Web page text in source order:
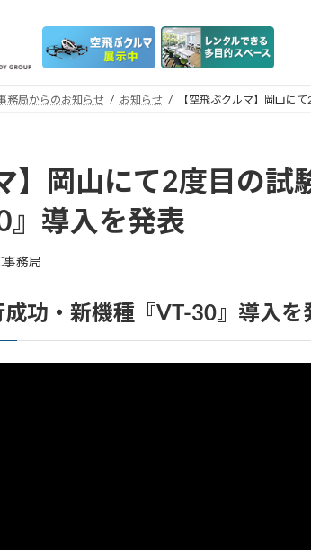
務局からのお知らせ お知らせ 【空飛ぶクルマ】岡山に
】岡山にて2度目の試
』導入を発表
事務局
成功・新機種『VT-30』導入を